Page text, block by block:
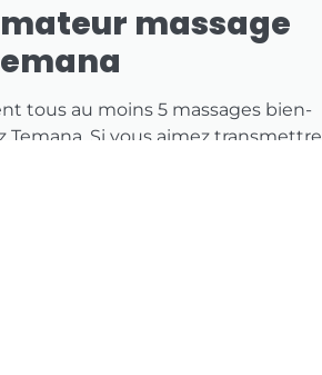
massage
tous au moins 5 massages bien-
Si vous aimez transmettre